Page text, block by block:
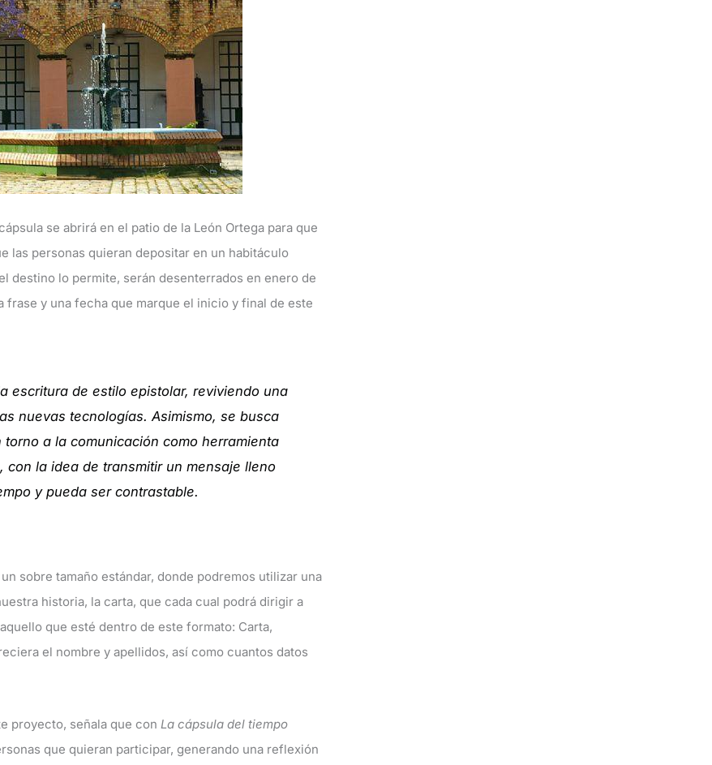
se abrirá en el patio de la León Ortega para que
personas quieran depositar en un habitáculo
destino lo permite, serán desenterrados en enero de
frase y una fecha que marque el inicio y final de este
escritura de estilo epistolar, reviviendo una
nuevas tecnologías. Asimismo, se busca
a la comunicación como herramienta
la idea de transmitir un mensaje lleno
y pueda ser contrastable.
sobre tamaño estándar, donde podremos utilizar una
historia, la carta, que cada cual podrá dirigir a
que esté dentro de este formato: Carta,
el nombre y apellidos, así como cuantos datos
proyecto, señala que con La cápsula del tiempo
que quieran participar, generando una reflexión